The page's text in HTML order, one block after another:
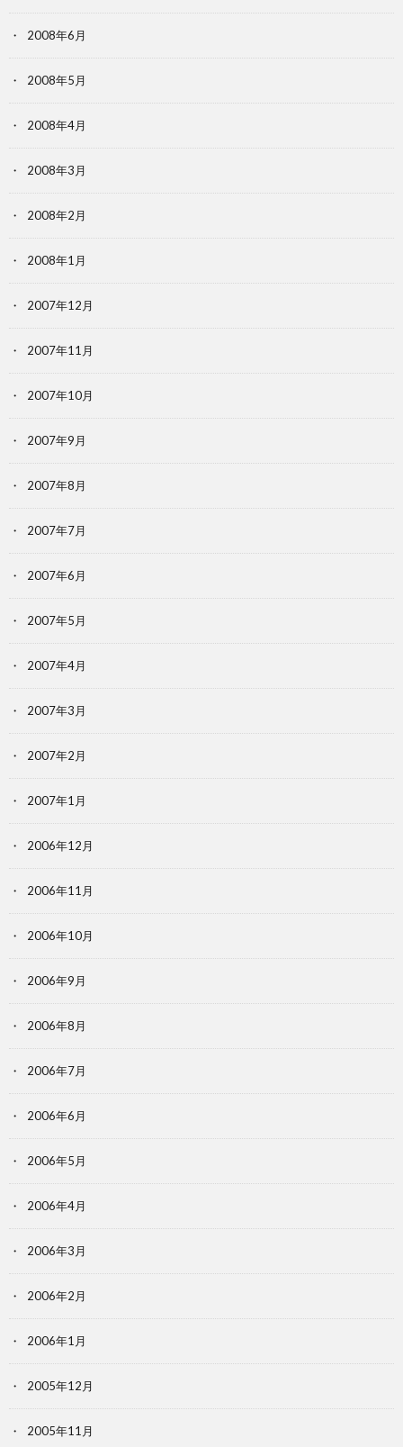
2008年6月
2008年5月
2008年4月
2008年3月
2008年2月
2008年1月
2007年12月
2007年11月
2007年10月
2007年9月
2007年8月
2007年7月
2007年6月
2007年5月
2007年4月
2007年3月
2007年2月
2007年1月
2006年12月
2006年11月
2006年10月
2006年9月
2006年8月
2006年7月
2006年6月
2006年5月
2006年4月
2006年3月
2006年2月
2006年1月
2005年12月
2005年11月